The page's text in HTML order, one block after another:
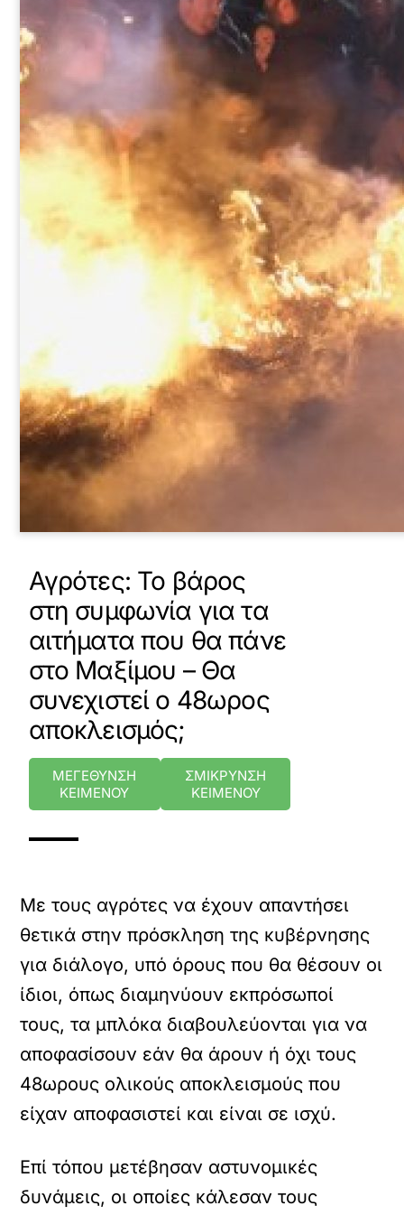
Αγρότες: Το βάρος
στη συμφωνία για τα
αιτήματα που θα πάνε
στο Μαξίμου – Θα
συνεχιστεί ο 48ωρος
αποκλεισμός;
ΜΕΓΕΘΥΝΣΗ
ΚΕΙΜΕΝΟΥ
ΣΜΙΚΡΥΝΣΗ
ΚΕΙΜΕΝΟΥ
Με τους αγρότες να έχουν απαντήσει
θετικά στην πρόσκληση της κυβέρνησης
για διάλογο, υπό όρους που θα θέσουν οι
ίδιοι, όπως διαμηνύουν εκπρόσωποί
τους, τα μπλόκα διαβουλεύονται για να
αποφασίσουν εάν θα άρουν ή όχι τους
48ωρους ολικούς αποκλεισμούς που
είχαν αποφασιστεί και είναι σε ισχύ.
Επί τόπου μετέβησαν αστυνομικές
δυνάμεις, οι οποίες κάλεσαν τους